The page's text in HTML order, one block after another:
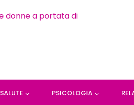
SALUTE PSICOLOGIA